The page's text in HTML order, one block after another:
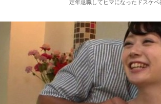
定年退職してヒマになったドスケ